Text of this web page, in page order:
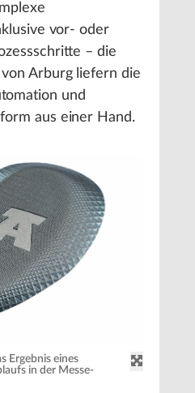
vor- oder
– die
Arburg liefern die
und
aus einer Hand.
Ergebnis eines
in der Messe-